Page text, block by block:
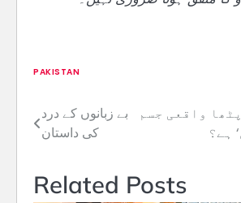
PAKISTAN
Post
navigation
بے زبانوں کے درد
کی داستان
ہے؟
Related Posts